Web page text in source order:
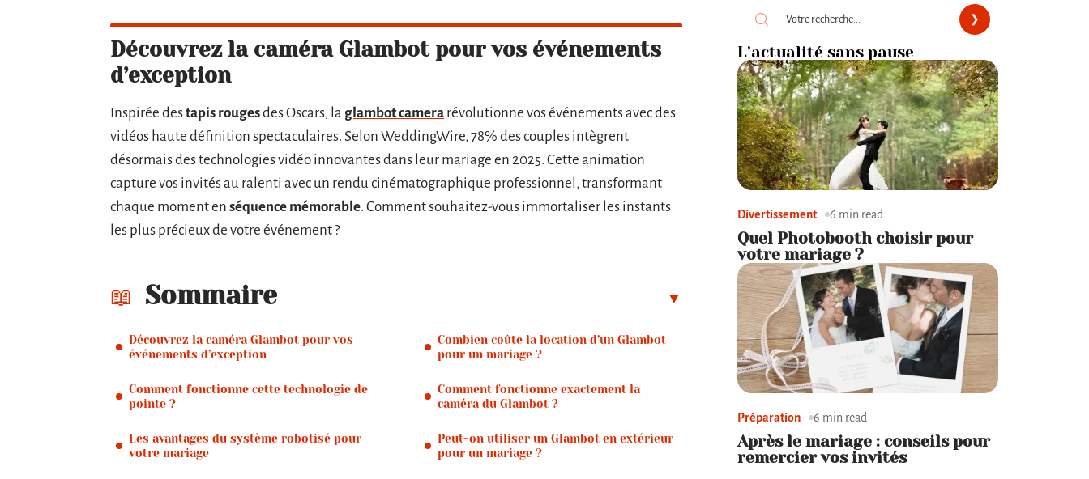
Découvrez la caméra Glambot pour vos événements
d’exception
Inspirée destapis rougesdes Oscars, la glambot camera révolutionne vos événements avec des
vidéos haute définition spectaculaires. Selon WeddingWire, 78% des couples intègrent
désormais des technologies vidéo innovantes dans leur mariage en 2025. Cette animation
capture vos invités au ralenti avec un rendu cinématographique professionnel, transformant
chaque moment en séquence mémorable. Comment souhaitez-vous immortaliser les instants
les plus précieux de votre événement ?
Sommaire
Découvrez la caméra Glambot pour vos
événements d’exception
Comment fonctionne cette technologie de
pointe ?
Les avantages du système robotisé pour
votre mariage
Combien coûte la location d’un Glambot
pour un mariage ?
Comment fonctionne exactement la
caméra du Glambot ?
Peut-on utiliser un Glambot en extérieur
pour un mariage ?
L’actualité sans pause
Divertissement 6 min read
Quel Photobooth choisir pour
votre mariage ?
Préparation 6 min read
Après le mariage : conseils pour
remercier vos invités